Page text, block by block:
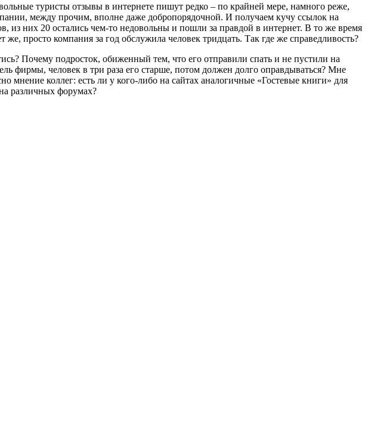
туристы отзывы в интернете пишут редко – по крайней мере, намного реже,
между прочим, вполне даже добропорядочной. И получаем кучу ссылок на
из них 20 остались чем-то недовольны и пошли за правдой в интернет. В то же время
просто компания за год обслужила человек тридцать. Так где же справедливость?
Почему подросток, обиженный тем, что его отправили спать и не пустили на
фирмы, человек в три раза его старше, потом должен долго оправдываться? Мне
мнение коллег: есть ли у кого-либо на сайтах аналогичные «Гостевые книги» для
различных форумах?